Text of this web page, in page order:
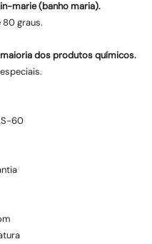
marie (banho maria).
graus.
dos produtos químicos.
60